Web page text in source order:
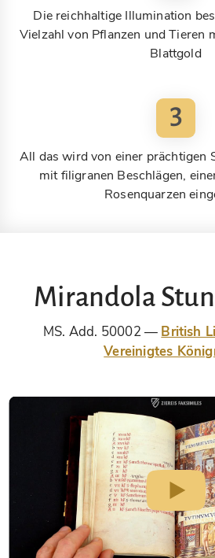
Die reichhaltige Illumination
Vielzahl von Pflanzen und Tieren
Blattgold
3
All das wird von einer prächtigen
mit filigranen Beschlägen,
Rosenquarzen
Mirandola
MS. Add. 50002
British
Vereinigtes